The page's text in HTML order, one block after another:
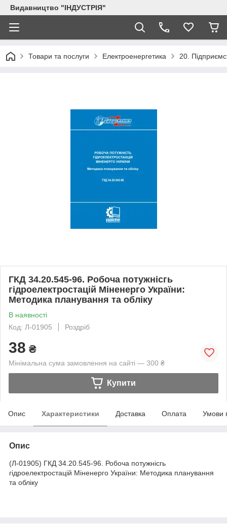
Видавництво "ІНДУСТРІЯ"
Товари та послуги Електроенергетика 20.
ГКД 34.20.545-96. Робоча потужнісгь
гідроелектростацій Міненерго України:
Методика планування та обліку
В наявності
Код: Л-01905
Роздріб
38 ₴
Мінімальна сума замовлення на сайті — 300 ₴
Купити
Опис Характеристики Доставка Оплата Умови
Опис
(Л-01905) ГКД 34.20.545-96. Робоча потужнісгь
гідроелектростацій Міненерго України: Методика планування
та обліку